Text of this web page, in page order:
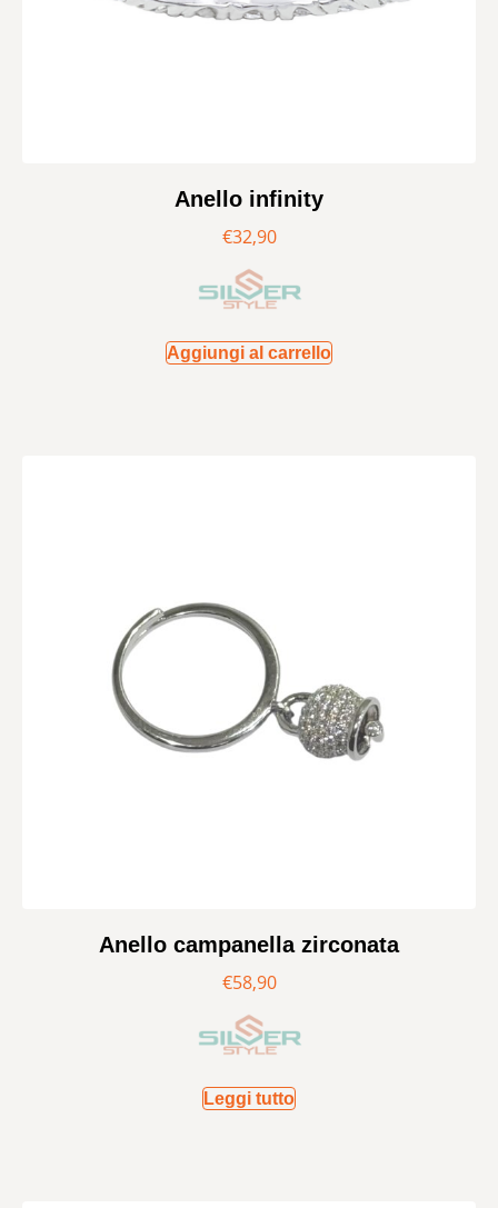
Anello infinity
€32,90
Aggiungi al carrello
Anello campanella zirconata
€58,90
Leggi tutto